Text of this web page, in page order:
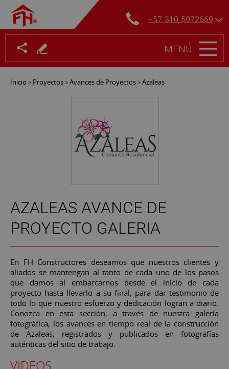
MENÚ
+57 310 5072669
Inicio > Proyectos > Avances de Proyectos > Azaleas
AZALEAS AVANCE DE
PROYECTO GALERIA
En FH Constructores deseamos que nuestros clientes y
aliados se mantengan al tanto de cada uno de los pasos
que damos al embarcarnos desde el inicio de cada
proyecto hasta llevarlo a su final, para dar testimonio de
todo lo que nuestro esfuerzo y dedicación logran a diario.
Conozca en esta sección, a través de nuestra galería
fotográfica, los avances en tiempo real de la construcción
de Azaleas, registrados y publicados en fotografías
auténticas del sitio de trabajo.
VIDEOS